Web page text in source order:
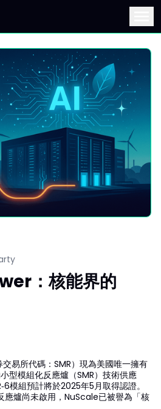
：核能界的
易所代碼：SMR）現為美國唯一擁有
型模組化反應爐（SMR）技術供應
模組預計將於2025年5月取得認證。
應爐尚未啟用，NuScale已被譽為「核